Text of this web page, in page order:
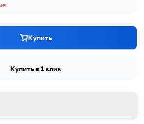
Купить
Купить в 1 клик